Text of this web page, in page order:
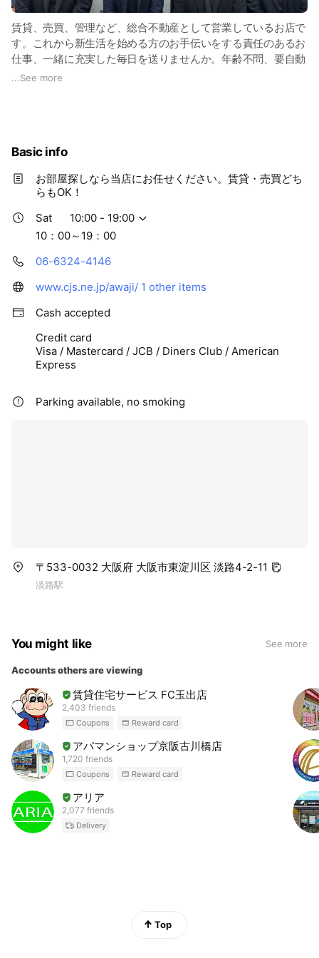
賃貸、売買、管理など、総合不動産として営業しているお店で
す。これから新生活を始める方のお手伝いをする責任のあるお
仕事、一緒に充実した毎日を送りませんか。年齢不問、要自動
車運転免許、お気軽にお問い合わせください。
...See more
Basic info
お部屋探しなら当店にお任せください。賃貸・売買どち
らもOK！
Sat
10:00 - 19:00
10：00～19：00
06-6324-4146
www.cjs.ne.jp/awaji/ 1 other items
Cash accepted
Credit card
Visa / Mastercard / JCB / Diners Club / American
Express
Parking available, no smoking
〒533-0032 大阪府 大阪市東淀川区 淡路4-2-11
淡路駅
You might like See more
Accounts others are viewing
賃貸住宅サービス FC玉出店
2,403 friends
Coupons Reward card
アパマンショップ京阪古川橋店
1,720 friends
Coupons Reward card
アリア
2,077 friends
Delivery
Top